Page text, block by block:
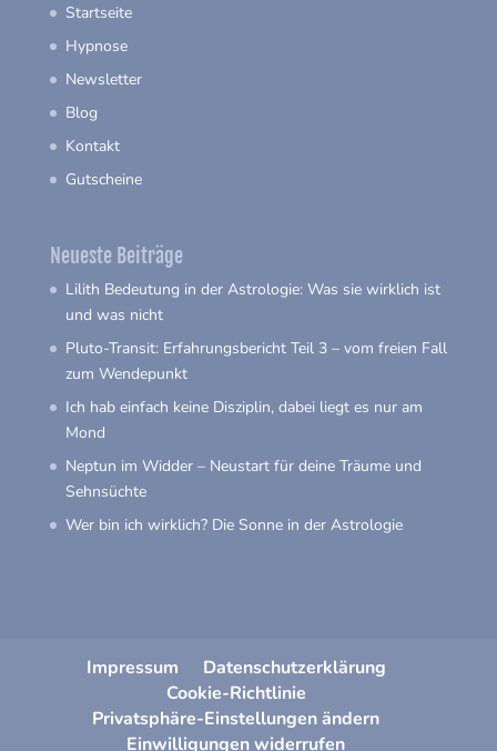
Startseite
Hypnose
Newsletter
Blog
Kontakt
Gutscheine
Neueste Beiträge
Lilith Bedeutung in der Astrologie: Was sie wirklich ist
und was nicht
Pluto-Transit: Erfahrungsbericht Teil 3 – vom freien Fall
zum Wendepunkt
Ich hab einfach keine Disziplin, dabei liegt es nur am
Mond
Neptun im Widder – Neustart für deine Träume und
Sehnsüchte
Wer bin ich wirklich? Die Sonne in der Astrologie
Impressum
Datenschutzerklärung
Cookie-Richtlinie
Privatsphäre-Einstellungen ändern
Einwilligungen widerrufen